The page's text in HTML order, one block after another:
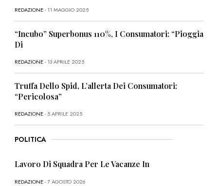
REDAZIONE- 11 MAGGIO 2025
“Incubo” Superbonus 110%, I Consumatori: “Pioggia
Di
REDAZIONE- 13 APRILE 2025
Truffa Dello Spid, L’allerta Dei Consumatori:
“Pericolosa”
REDAZIONE- 5 APRILE 2025
POLITICA
Lavoro Di Squadra Per Le Vacanze In
REDAZIONE- 7 AGOSTO 2026